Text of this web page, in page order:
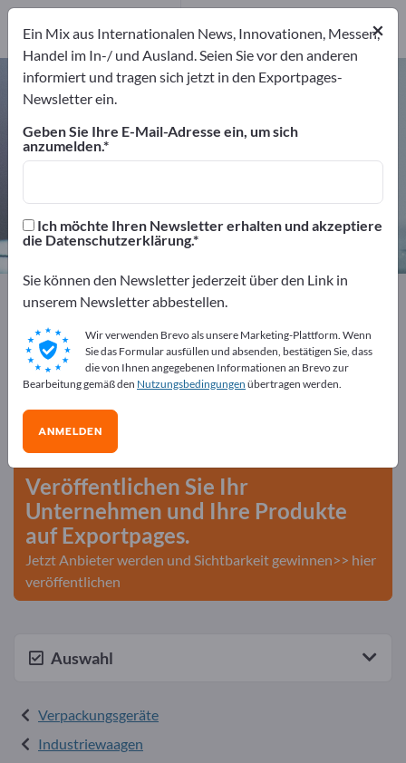
Zählwaagen – Hersteller und
Anbieter Hersteller
9
Hersteller28
Distributoren9
Exportpages
Transport & Verpackung
Kostenlos inserieren auf
Exportpages!
Bedarfe – Angebote – Gebrauchtwaren –
Veröffentlichen Sie Ihr
Unternehmen und Ihre Produkte
auf Exportpages.
Jetzt Anbieter werden und Sichtbarkeit gewinnen>> hier
veröffentlichen
Auswahl
Verpackungsgeräte
Industriewaagen
×
Ein Mix aus Internationalen News, Innovationen, Messen,
Handel im In-/ und Ausland. Seien Sie vor den anderen
informiert und tragen sich jetzt in den Exportpages-
Newsletter ein.
Geben Sie Ihre E-Mail-Adresse ein, um sich
anzumelden.
Ich möchte Ihren Newsletter erhalten und akzeptiere
die Datenschutzerklärung.
Sie können den Newsletter jederzeit über den Link in
unserem Newsletter abbestellen.
Wir verwenden Brevo als unsere Marketing-Plattform. Wenn
Sie das Formular ausfüllen und absenden, bestätigen Sie, dass
die von Ihnen angegebenen Informationen an Brevo zur
Bearbeitung gemäß den Nutzungsbedingungen übertragen werden.
ANMELDEN